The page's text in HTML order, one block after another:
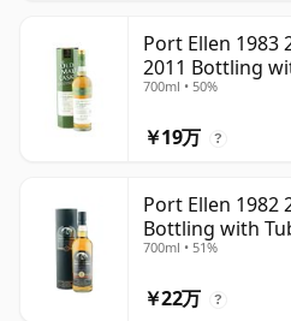
Port Ellen 1983
2011 Bottling
700ml • 50%
￥19万 ?
Port Ellen 1982
Bottling with
700ml • 51%
￥22万 ?